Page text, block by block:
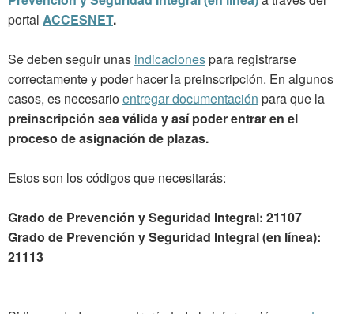
portal ACCESNET.
Se deben seguir unas indicacionespara registrarse
correctamente y poder hacer la preinscripción. En algunos
casos, es necesarioentregar documentación para que la
preinscripción sea válida y así poder entrar en el
proceso de asignación de plazas.
Estos son los códigos que necesitarás:
Grado de Prevención y Seguridad Integral: 21107
Grado de Prevención y Seguridad Integral (en línea):
21113